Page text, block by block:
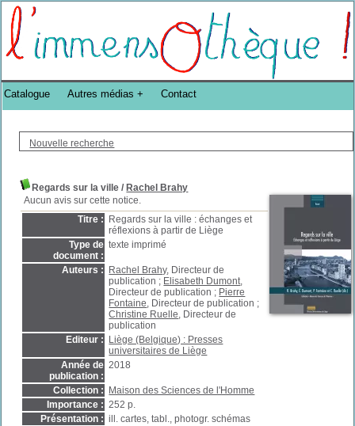
Bibliothèque DoucheFLUX Bibliotheek -->
Nouvelle recherche
Regards sur la ville / Rachel Brahy
Aucun avis sur cette notice.
Titre :
Regards sur la ville : échanges et
réflexions à partir de Liège
Type de
document :
texte imprimé
Auteurs : Rachel Brahy, Directeur de
publication ; Elisabeth Dumont,
Directeur de publication ; Pierre
Fontaine, Directeur de publication ;
Christine Ruelle, Directeur de
publication
Editeur :
Liège (Belgique) : Presses
universitaires de Liège
Année de
publication :
2018
Collection :
Maison des Sciences de l'Homme
Importance : 252 p.
Présentation : ill. cartes, tabl., photogr. schémas
Catalogue Autres médias Contact